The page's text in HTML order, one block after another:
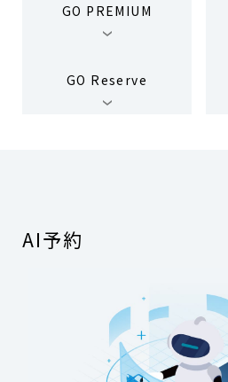
GO PREMIUM
GO Reserve
AI予約